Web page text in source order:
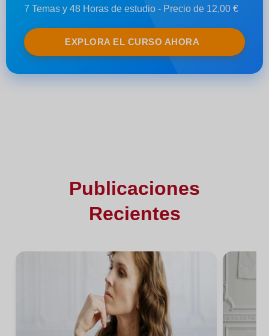
7 Temas y 48 Horas de estudio - Precio de 12,00 €
EXPLORA EL CURSO AHORA
Publicaciones
Recientes